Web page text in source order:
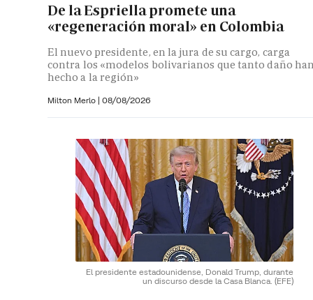
De la Espriella promete una
«regeneración moral» en Colombia
El nuevo presidente, en la jura de su cargo, carga
contra los «modelos bolivarianos que tanto daño
hecho a la región»
Milton Merlo | 08/08/2026
El presidente estadounidense, Donald Trump, durante
un discurso desde la Casa Blanca. (EFE)